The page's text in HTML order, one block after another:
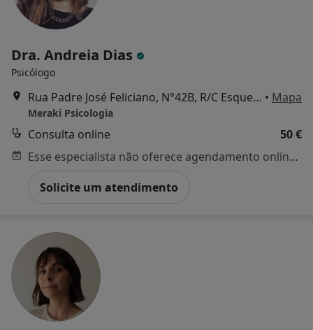
Dra. Andreia Dias
Psicólogo
Rua Padre José Feliciano, N°42B, R/C Esquerdo, Baixa Da Banheira • Mapa
Meraki Psicologia
Consulta online
50 €
Esse especialista não oferece agendamento online para esse endereço.
Solicite um atendimento